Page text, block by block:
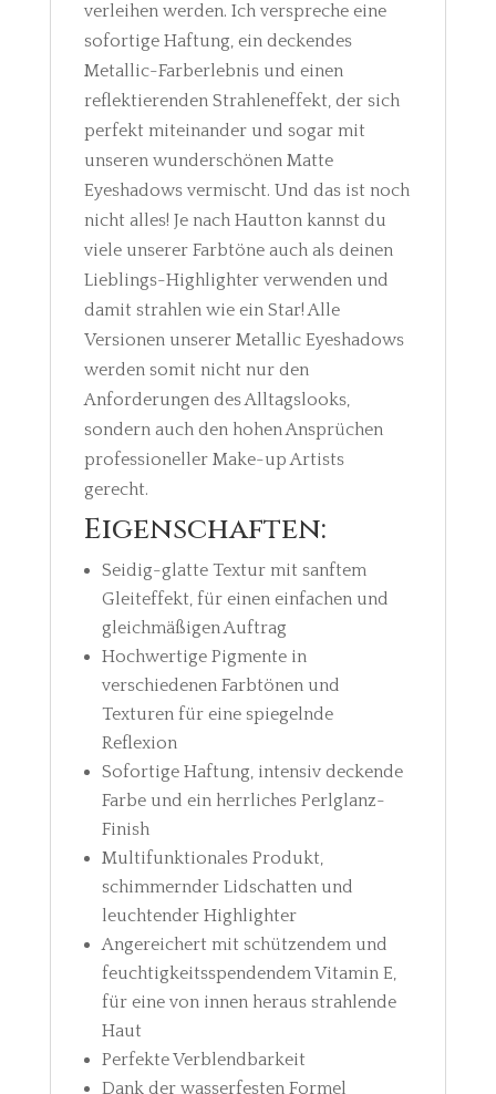
verleihen werden. Ich verspreche eine
sofortige Haftung, ein deckendes
Metallic-Farberlebnis und einen
reflektierenden Strahleneffekt, der sich
perfekt miteinander und sogar mit
unseren wunderschönen Matte
Eyeshadows vermischt. Und das ist noch
nicht alles! Je nach Hautton kannst du
viele unserer Farbtöne auch als deinen
Lieblings-Highlighter verwenden und
damit strahlen wie ein Star! Alle
Versionen unserer Metallic Eyeshadows
werden somit nicht nur den
Anforderungen des Alltagslooks,
sondern auch den hohen Ansprüchen
professioneller Make-up Artists
gerecht.
Eigenschaften:
Seidig-glatte Textur mit sanftem
Gleiteffekt, für einen einfachen und
gleichmäßigen Auftrag
Hochwertige Pigmente in
verschiedenen Farbtönen und
Texturen für eine spiegelnde
Reflexion
Sofortige Haftung, intensiv deckende
Farbe und ein herrliches Perlglanz-
Finish
Multifunktionales Produkt,
schimmernder Lidschatten und
leuchtender Highlighter
Angereichert mit schützendem und
feuchtigkeitsspendendem Vitamin E,
für eine von innen heraus strahlende
Haut
Perfekte Verblendbarkeit
Dank der wasserfesten Formel